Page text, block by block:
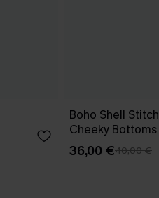
Boho Shell
Cheeky
36,00 €40,00 €